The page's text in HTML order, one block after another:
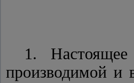
1. Настоящее
производимой и